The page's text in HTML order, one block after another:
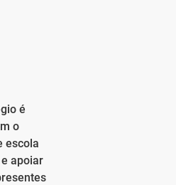
é
o
escola
apoiar